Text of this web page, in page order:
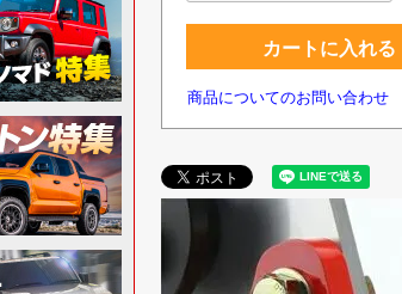
カートに入れる
商品についてのお問い合わせ